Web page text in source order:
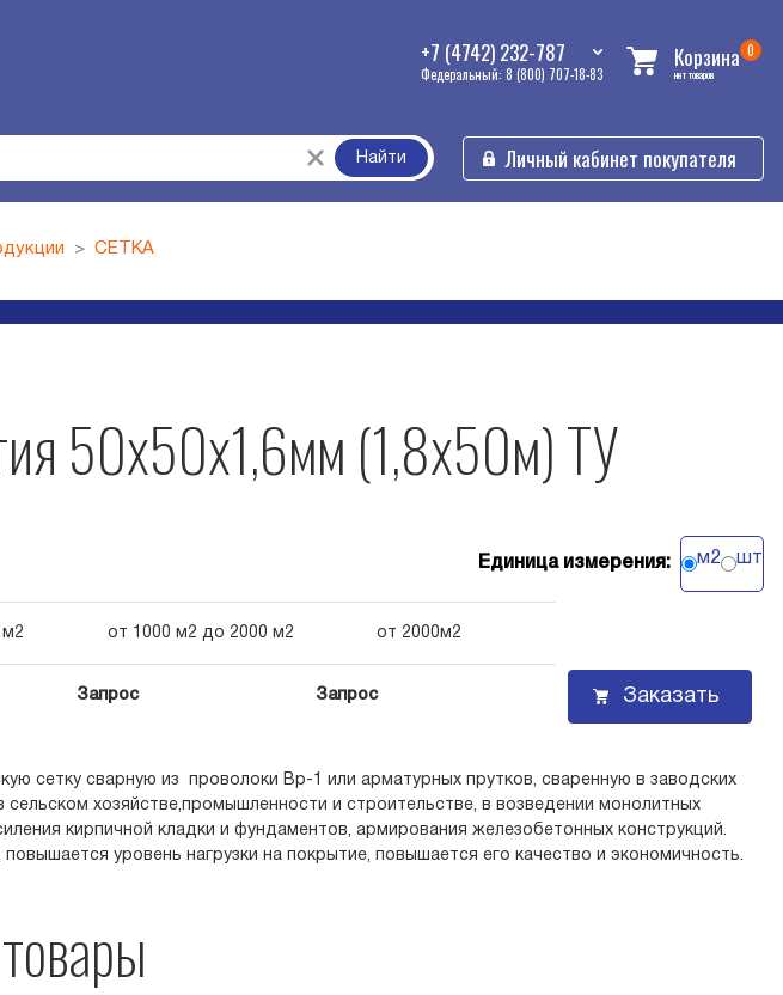
+7 (4742) 232-787
Федеральный: 8 (800) 707-18-83
Корзина 0
нет товаров
Найти Личный кабинет покупателя
СЕТКА
50х50х1,6мм (1,8х50м) ТУ
Единица измерения: м2 шт
м2 от 1000 м2 до 2000 м2 от 2000м2
Запрос Запрос Заказать
сетку сварную из проволоки Вр-1 или арматурных прутков, сваренную в заводских
сельском хозяйстве,промышленности и строительстве, в возведении монолитных
кирпичной кладки и фундаментов, армирования железобетонных конструкций.
уровень нагрузки на покрытие, повышается его качество и экономичность.